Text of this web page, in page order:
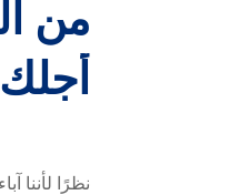
من
أجلك
نظرًا لأننا